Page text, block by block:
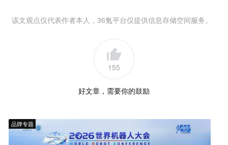
该文观点仅代表作者本人，36氪平台仅提供信息存储空间服务。
155
好文章，需要你的鼓励
品牌专题